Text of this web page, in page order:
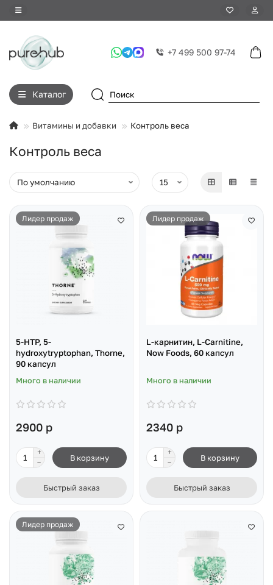
+7 499 500 97-74
Каталог
Витамины и добавки Контроль веса
Контроль веса
Лидер продаж
5-HTP, 5-
hydroxytryptophan, Thorne,
90 капсул
Много в наличии
2900 р
В корзину
Быстрый заказ
Лидер продаж
L-карнитин, L-Carnitine,
Now Foods, 60 капсул
Много в наличии
2340 р
В корзину
Быстрый заказ
Лидер продаж